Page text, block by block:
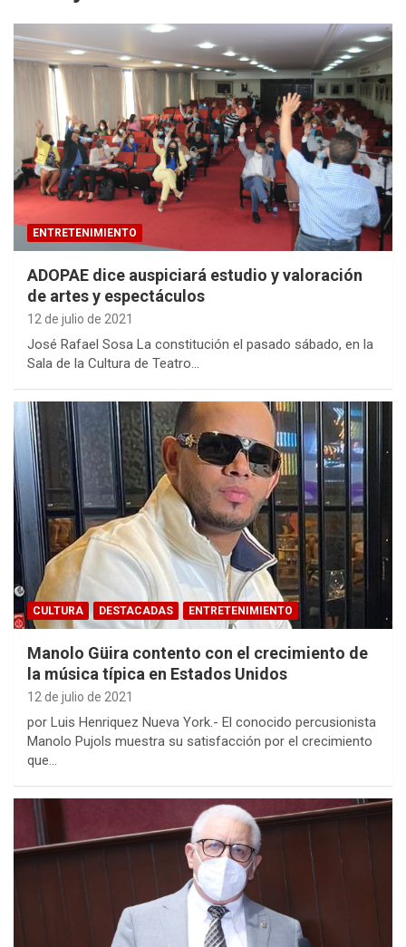
ENTRETENIMIENTO
ADOPAE dice auspiciará estudio y valoración
de artes y espectáculos
12 de julio de 2021
José Rafael Sosa La constitución el pasado sábado, en la
Sala de la Cultura de Teatro…
CULTURA DESTACADAS ENTRETENIMIENTO
Manolo Güira contento con el crecimiento de
la música típica en Estados Unidos
12 de julio de 2021
por Luis Henriquez Nueva York.- El conocido percusionista
Manolo Pujols muestra su satisfacción por el crecimiento
que…